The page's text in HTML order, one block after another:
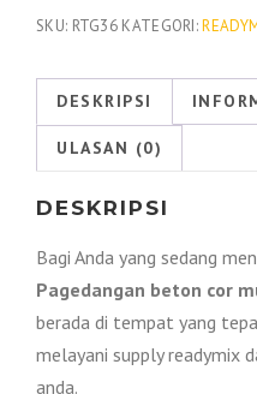
Readymix
Per
M3
2026
SKU: RTG36 KATEGORI:
DESKRIPSI
ULASAN (0)
DESKRIPSI
Bagi Anda yang sedang
Pagedangan beton cor
berada di tempat yang
melayani supply readymix
anda.